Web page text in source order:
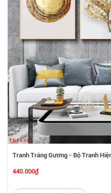
Tranh Tráng Gương - Bộ Tranh
440.000₫